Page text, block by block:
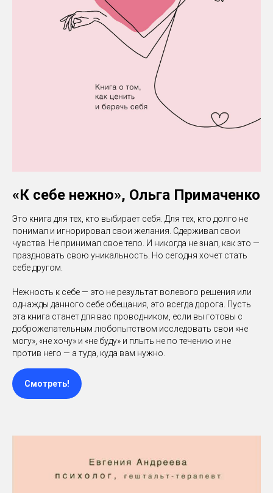
«К себе нежно», Ольга Примаченко
Это книга для тех, кто выбирает себя. Для тех, кто долго не
понимал и игнорировал свои желания. Сдерживал свои
чувства. Не принимал свое тело. И никогда не знал, как это —
праздновать свою уникальность. Но сегодня хочет стать
себе другом.
Нежность к себе — это не результат волевого решения или
однажды данного себе обещания, это всегда дорога. Пусть
эта книга станет для вас проводником, если вы готовы с
доброжелательным любопытством исследовать свои «не
могу», «не хочу» и «не буду» и плыть не по течению и не
против него — а туда, куда вам нужно.
Смотреть!